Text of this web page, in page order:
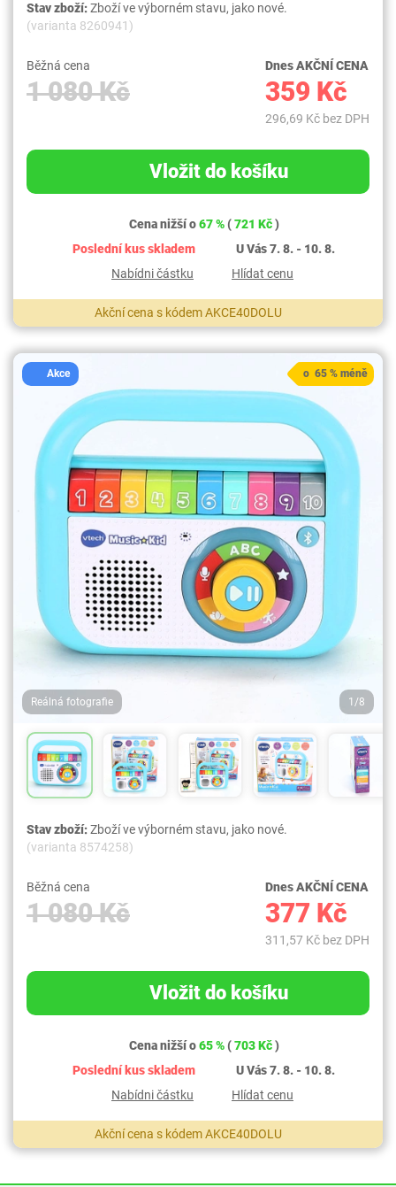
Stav zboží:Zboží ve výborném stavu, jako nové.
(varianta 8260941)
Běžná cena
1 080 Kč
Dnes AKČNÍ CENA
359 Kč
296,69 Kč bez DPH
Vložit do košíku
Cena nižší o67 %(721 Kč)
Poslední kus skladem
U Vás 7. 8. - 10. 8.
Nabídni částku
Hlídat cenu
Akční cena s kódem AKCE40DOLU
Akce
Reálná fotografie 1/8
o 65 % méně
Stav zboží:Zboží ve výborném stavu, jako nové.
(varianta 8574258)
Běžná cena
1 080 Kč
Dnes AKČNÍ CENA
377 Kč
311,57 Kč bez DPH
Vložit do košíku
Cena nižší o65 %(703 Kč)
Poslední kus skladem
U Vás 7. 8. - 10. 8.
Nabídni částku
Hlídat cenu
Akční cena s kódem AKCE40DOLU